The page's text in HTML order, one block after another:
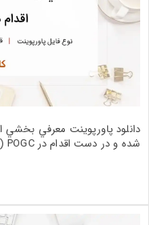
دانلود پاورپوینت معرفي
شده و در دست اقدام در POGC (کد7513)